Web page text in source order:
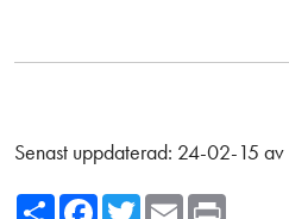
Senast uppdaterad: 24-02-15 av
ShareFacebook
TwitterEmail